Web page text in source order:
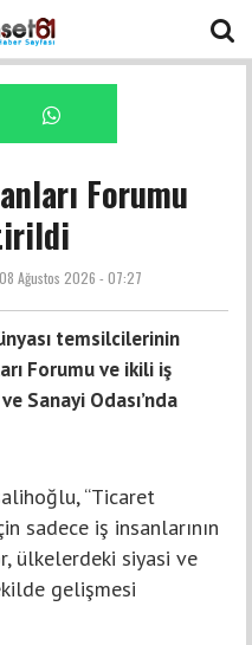
Forumu
08 Ağustos 2026 - 07:27
temsilcilerinin
Forumu ve ikili iş
Sanayi Odası’nda
“Ticaret
sadece iş insanlarının
ülkelerdeki siyasi ve
gelişmesi